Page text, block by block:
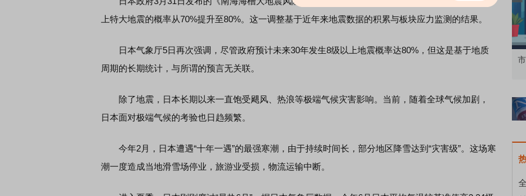
上特大地震的概率从70%提升至80%。这一调整基于近年来地震数据的积累与板块应力监测的结果。
日本气象厅5日再次强调，尽管政府预计未来30年发生8级以上地震概率达80%，但这是基于地质
周期的长期统计，与所谓的预言无关联。
除了地震，日本长期以来一直饱受飓风、热浪等极端气候灾害影响。当前，随着全球气候加剧，
日本面对极端气候的考验也日趋频繁。
今年2月，日本遭遇“十年一遇”的最强寒潮，由于持续时间长，部分地区降雪达到“灾害级”。这场寒
潮一度造成当地滑雪场停业，旅游业受损，物流运输中断。